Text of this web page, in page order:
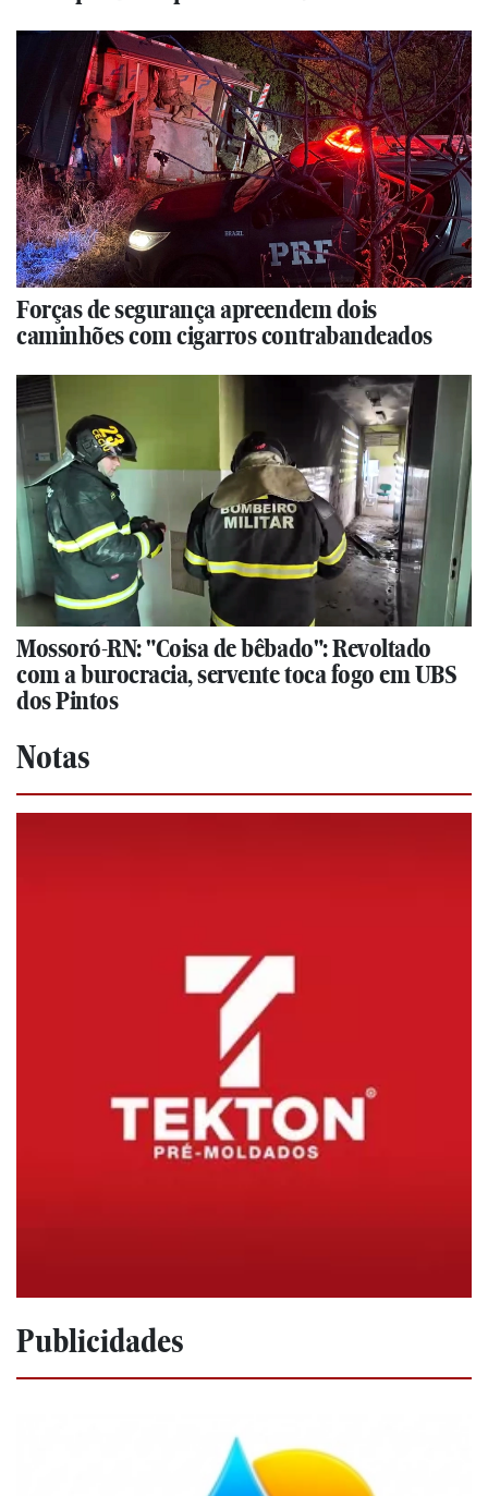
Forças de segurança apreendem dois
caminhões com cigarros contrabandeados
Mossoró-RN: "Coisa de bêbado": Revoltado
com a burocracia, servente toca fogo em UBS
dos Pintos
Notas
Publicidades